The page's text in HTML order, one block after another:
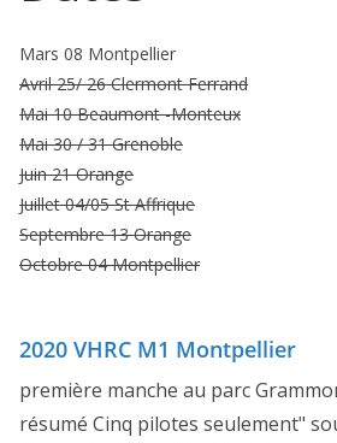
Mars 08 Montpellier
Avril 25/ 26 Clermont Ferrand
Mai 10 Beaumont -Monteux
Mai 30 / 31 Grenoble
Juin 21 Orange
Juillet 04/05 St Affrique
Septembre 13 Orange
Octobre 04 Montpellier
2020 VHRC M1 Montpellier
première manche au parc
résumé Cinq pilotes seulement"